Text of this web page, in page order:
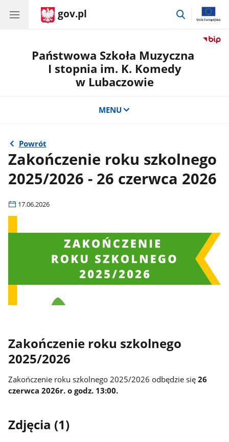
gov.pl
przejdź
Państwowa Szkoła Muzyczna
I stopnia im. K. Komedy
w Lubaczowie
MENU
Powrót
Zakończenie roku szkolnego
2025/2026 - 26 czerwca 2026
17.06.2026
Zakończenie roku szkolnego
2025/2026
Zakończenie roku szkolnego 2025/2026 odbędzie się 26
czerwca 2026r. o godz. 13:00.
Zdjęcia (1)